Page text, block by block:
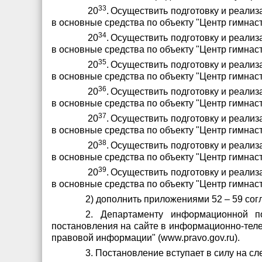
2033. Осуществить подготовку и
в основные средства по объекту "Центр
2034. Осуществить подготовку и
в основные средства по объекту "Центр
2035. Осуществить подготовку и
в основные средства по объекту "Центр
2036. Осуществить подготовку и
в основные средства по объекту "Центр
2037. Осуществить подготовку и
в основные средства по объекту "Центр
2038. Осуществить подготовку и
в основные средства по объекту "Центр
2039. Осуществить подготовку и
в основные средства по объекту "Центр
2) дополнить приложениями 52 – 59
2. Департаменту информационной
постановления на сайте в информационно-
правовой информации" (www.pravo.gov.ru).
3. Постановление вступает в силу на